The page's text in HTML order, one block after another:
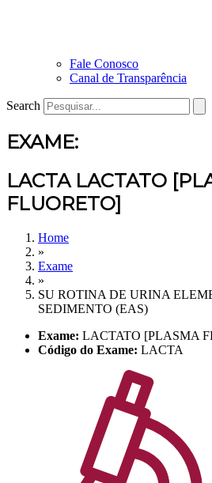
Fale Conosco
Canal de Transparência
Search
EXAME:
LACTA LACTATO
FLUORETO]
Home
»
Exame
»
SU ROTINA DE URINA
SEDIMENTO (EAS)
Exame: LACTATO [PLASMA
Código do Exame: LACTA